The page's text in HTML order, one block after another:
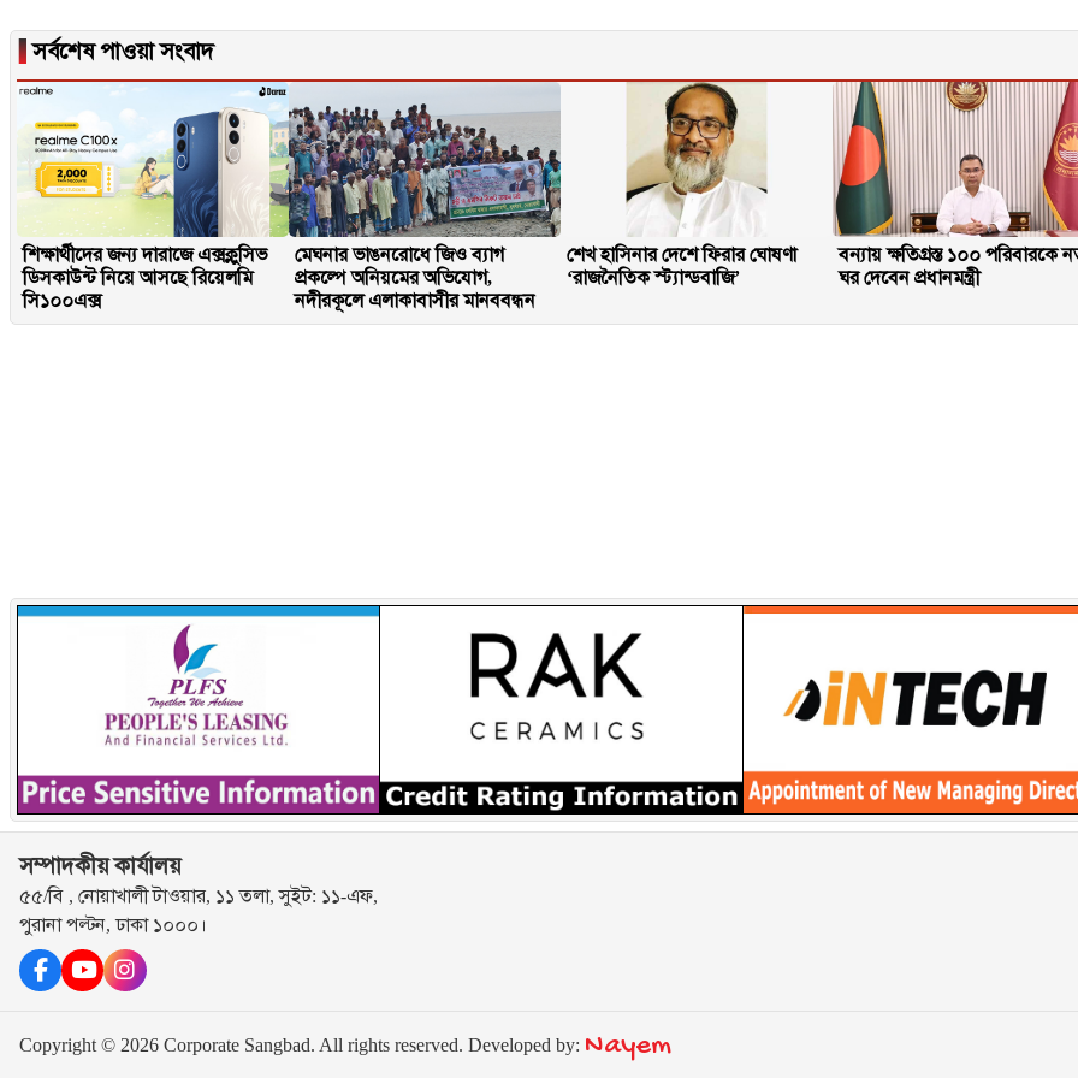
▐সর্বশেষ পাওয়া সংবাদ
শিক্ষার্থীদের জন্য দারাজে এক্সক্লুসিভ
ডিসকাউন্ট নিয়ে আসছে রিয়েলমি
সি১০০এক্স
মেঘনার ভাঙনরোধে জিও ব্যাগ
প্রকল্পে অনিয়মের অভিযোগ,
নদীরকূলে এলাকাবাসীর মানববন্ধন
শেখ হাসিনার দেশে ফিরার ঘোষণা
‘রাজনৈতিক স্ট্যান্ডবাজি’
বন্যায় ক্ষতিগ্রস্ত ১০০ পরিবারকে
ঘর দেবেন প্রধানমন্ত্রী
সম্পাদকীয় কার্যালয়
৫৫/বি , নোয়াখালী টাওয়ার, ১১ তলা, সুইট: ১১-এফ,
পুরানা পল্টন, ঢাকা ১০০০।
Copyright © 2026 Corporate Sangbad. All rights reserved. Developed by: Nayem